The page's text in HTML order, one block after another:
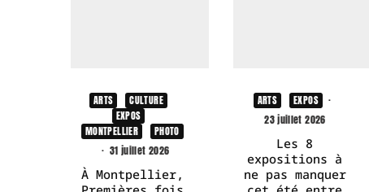
ARTS
CULTURE
EXPOS
MONTPELLIER
PHOTO
· 31 juillet 2026
À Montpellier,
ARTS EXPOS
·
23 juillet 2026
Les 8
expositions à
ne pas manquer